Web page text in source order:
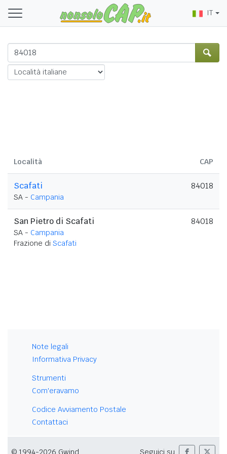
IT
Località CAP
Scafati
SA - Campania
84018
San Pietro di Scafati
SA - Campania
Frazione di Scafati
84018
Note legali
Informativa Privacy
Strumenti
Com'eravamo
Codice Avviamento Postale
Contattaci
© 1994-2026 Gwind Seguici su